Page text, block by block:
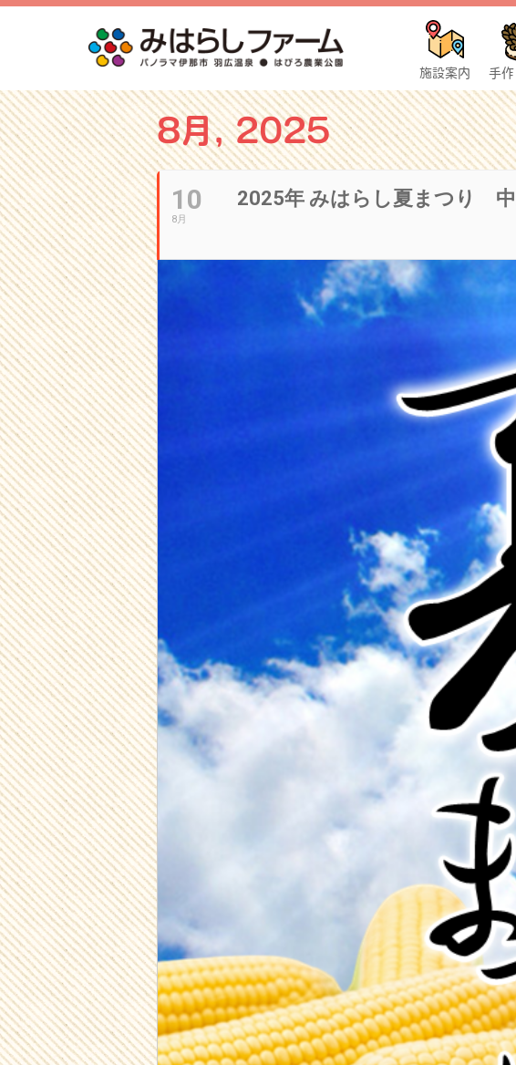
施設案内 手
8月, 2025
10
8月
2025年 みはらし夏まつり 中